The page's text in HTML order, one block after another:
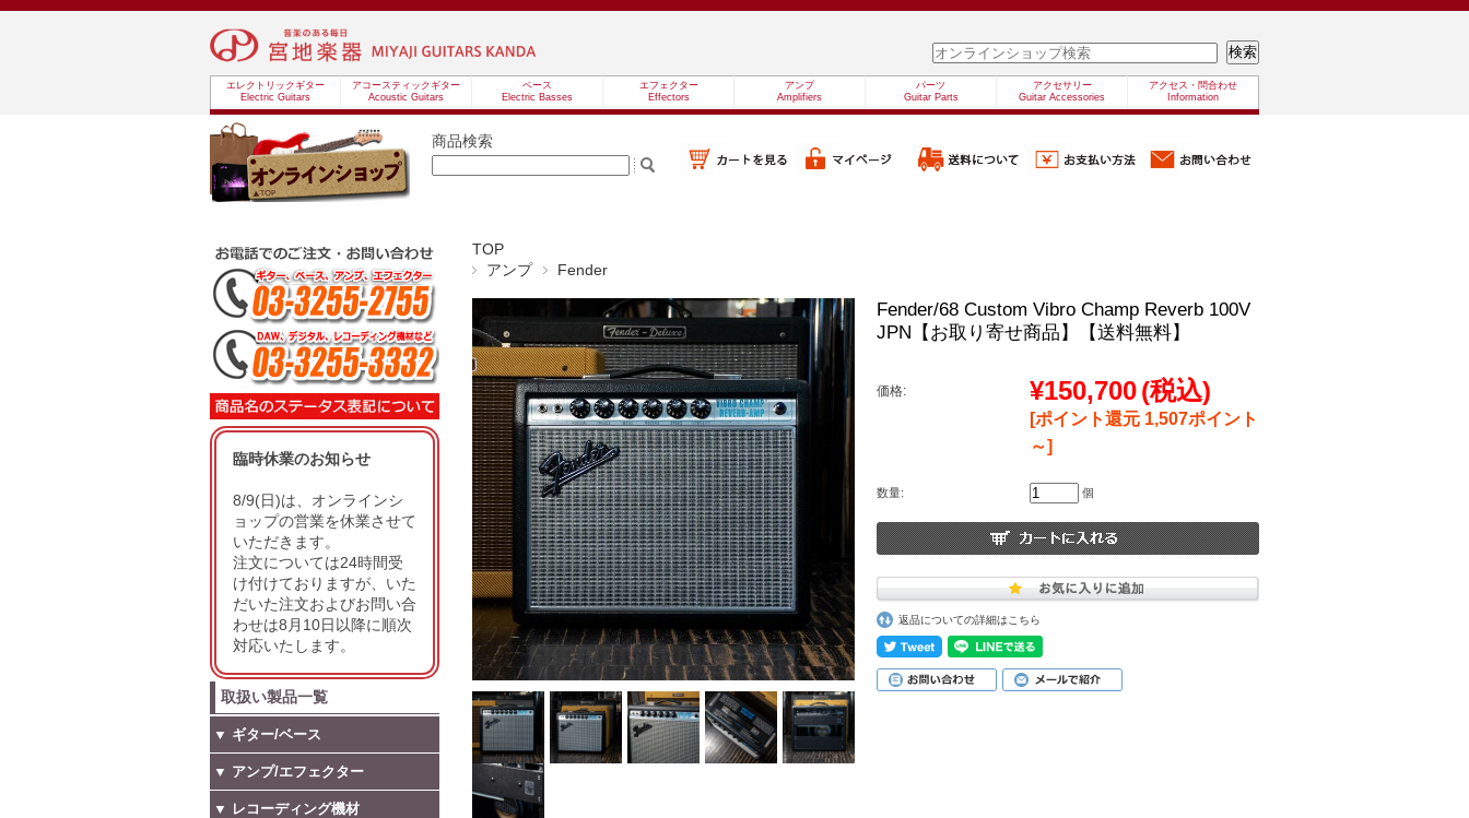
エレクトリックギター
Electric Guitars
アコースティックギター
Acoustic Guitars
ベース
Electric Basses
エフェクター
Effectors
アンプ
Amplifiers
パーツ
Guitar Parts
アクセサリー
Guitar Accessories
アクセス・問合わせ
Information
商品検索
TOP
アンプ
Fender
Fender/68 Custom Vibro Champ Reverb 100V
JPN【お取り寄せ商品】【送料無料】
価格: ¥150,700(税込)
[ポイント還元 1,507ポイント
～]
数量: 個
返品についての詳細はこちら
臨時休業のお知らせ
8/9(日)は、オンラインシ
ョップの営業を休業させて
いただきます。
注文については24時間受
け付けておりますが、いた
だいた注文およびお問い合
わせは8月10日以降に順次
対応いたします。
取扱い製品一覧
▼ ギター/ベース
▼ アンプ/エフェクター
▼ レコーディング機材